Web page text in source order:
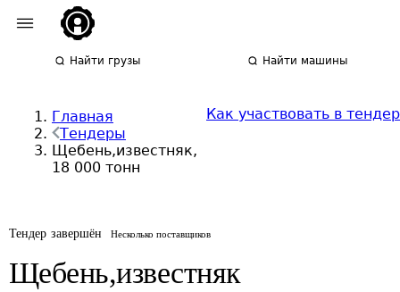
Найти грузы Найти машины
Главная
Тендеры
Щебень,известняк,
18 000 тонн
Как участвовать в
Тендер завершён Несколько поставщиков
Щебень,известняк